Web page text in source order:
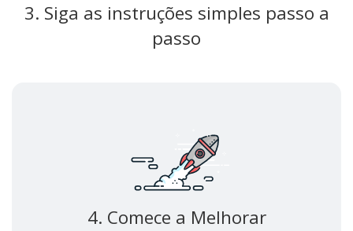
3. Siga as instruções simples passo a
passo
4. Comece a Melhorar